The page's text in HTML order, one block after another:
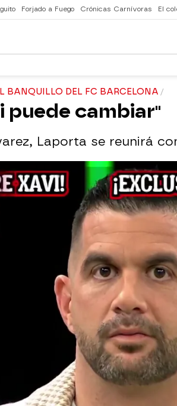
Forjado a Fuego Crónicas Carnívoras El
BANQUILLO DEL FC BARCELONA
puede cambiar"
Laporta se reunirá